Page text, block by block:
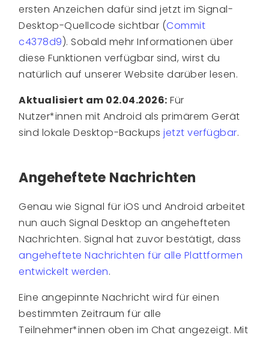
ersten Anzeichen dafür sind jetzt im Signal-
Desktop-Quellcode sichtbar (Commit
c4378d9). Sobald mehr Informationen über
diese Funktionen verfügbar sind, wirst du
natürlich auf unserer Website darüber lesen.
Aktualisiert am 02.04.2026: Für
Nutzer*innen mit Android als primärem Gerät
sind lokale Desktop-Backupsjetzt verfügbar.
Angeheftete Nachrichten
Genau wie Signal für iOS und Android arbeitet
nun auch Signal Desktop an angehefteten
Nachrichten. Signal hat zuvor bestätigt, dass
angeheftete Nachrichten für alle Plattformen
entwickelt werden.
Eine angepinnte Nachricht wird für einen
bestimmten Zeitraum für alle
Teilnehmer*innen oben im Chat angezeigt. Mit